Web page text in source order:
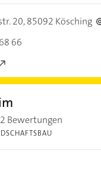
20,85092 Kösching
66
2 Bewertungen